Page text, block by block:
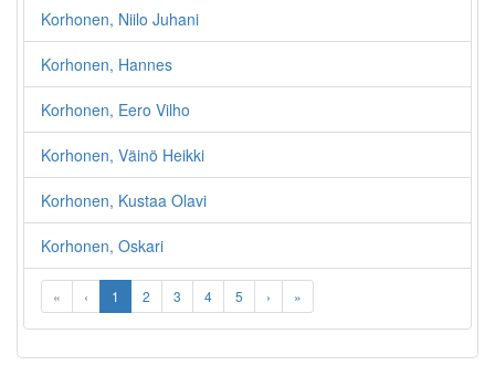
Korhonen, Niilo Juhani
Korhonen, Hannes
Korhonen, Eero Vilho
Korhonen, Väinö Heikki
Korhonen, Kustaa Olavi
Korhonen, Oskari
« ‹ 1 2 3 4 5 › »